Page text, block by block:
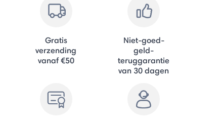
Gratis
verzending
vanaf €50
Niet-goed-
geld-
teruggarantie
van 30 dagen